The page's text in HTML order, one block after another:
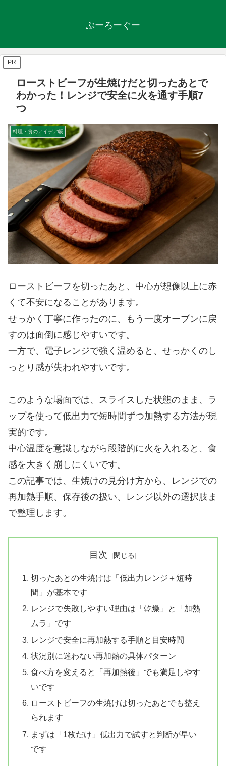
ぶーろーぐー
PR
ローストビーフが生焼けだと切ったあとで
わかった！レンジで安全に火を通す手順7
つ
料理・食のアイデア帳
ローストビーフを切ったあと、中心が想像以上に赤
くて不安になることがあります。
せっかく丁寧に作ったのに、もう一度オーブンに戻
すのは面倒に感じやすいです。
一方で、電子レンジで強く温めると、せっかくのし
っとり感が失われやすいです。
このような場面では、スライスした状態のまま、ラ
ップを使って低出力で短時間ずつ加熱する方法が現
実的です。
中心温度を意識しながら段階的に火を入れると、食
感を大きく崩しにくいです。
この記事では、生焼けの見分け方から、レンジでの
再加熱手順、保存後の扱い、レンジ以外の選択肢ま
で整理します。
目次
切ったあとの生焼けは「低出力レンジ＋短時
間」が基本です
レンジで失敗しやすい理由は「乾燥」と「加熱
ムラ」です
レンジで安全に再加熱する手順と目安時間
状況別に迷わない再加熱の具体パターン
食べ方を変えると「再加熱後」でも満足しやす
いです
ローストビーフの生焼けは切ったあとでも整え
られます
まずは「1枚だけ」低出力で試すと判断が早い
です